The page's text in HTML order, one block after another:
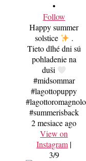
•
Follow
Happy summer
solstice
.
Tieto dlhé dni sú
pohladenie na
duši
#midsommar
#lagottopuppy
#lagottoromagnolo
#summerisback
2 mesiace ago
View on
Instagram |
3/9